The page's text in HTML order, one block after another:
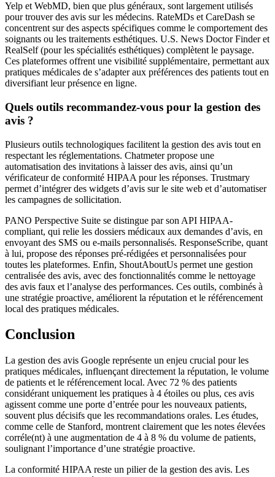
Yelp et WebMD, bien que plus généraux, sont largement utilisés
pour trouver des avis sur les médecins. RateMDs et CareDash se
concentrent sur des aspects spécifiques comme le comportement des
soignants ou les traitements esthétiques. U.S. News Doctor Finder et
RealSelf (pour les spécialités esthétiques) complètent le paysage.
Ces plateformes offrent une visibilité supplémentaire, permettant aux
pratiques médicales de s’adapter aux préférences des patients tout en
diversifiant leur présence en ligne.
Quels outils recommandez-vous pour la gestion des
avis ?
Plusieurs outils technologiques facilitent la gestion des avis tout en
respectant les réglementations. Chatmeter propose une
automatisation des invitations à laisser des avis, ainsi qu’un
vérificateur de conformité HIPAA pour les réponses. Trustmary
permet d’intégrer des widgets d’avis sur le site web et d’automatiser
les campagnes de sollicitation.
PANO Perspective Suite se distingue par son API HIPAA-
compliant, qui relie les dossiers médicaux aux demandes d’avis, en
envoyant des SMS ou e-mails personnalisés. ResponseScribe, quant
à lui, propose des réponses pré-rédigées et personnalisées pour
toutes les plateformes. Enfin, ShoutAboutUs permet une gestion
centralisée des avis, avec des fonctionnalités comme le nettoyage
des avis faux et l’analyse des performances. Ces outils, combinés à
une stratégie proactive, améliorent la réputation et le référencement
local des pratiques médicales.
Conclusion
La gestion des avis Google représente un enjeu crucial pour les
pratiques médicales, influençant directement la réputation, le volume
de patients et le référencement local. Avec 72 % des patients
considérant uniquement les pratiques à 4 étoiles ou plus, ces avis
agissent comme une porte d’entrée pour les nouveaux patients,
souvent plus décisifs que les recommandations orales. Les études,
comme celle de Stanford, montrent clairement que les notes élevées
corréle(nt) à une augmentation de 4 à 8 % du volume de patients,
soulignant l’importance d’une stratégie proactive.
La conformité HIPAA reste un pilier de la gestion des avis. Les